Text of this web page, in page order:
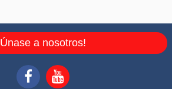
Únase a nosotros!